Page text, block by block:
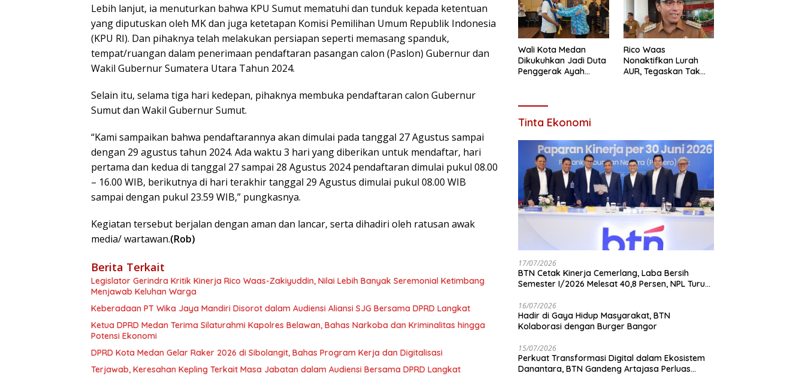
Lebih lanjut, ia menuturkan bahwa KPU Sumut mematuhi dan tunduk kepada ketentuan
yang diputuskan oleh MK dan juga ketetapan Komisi Pemilihan Umum Republik Indonesia
(KPU RI). Dan pihaknya telah melakukan persiapan seperti memasang spanduk,
tempat/ruangan dalam penerimaan pendaftaran pasangan calon (Paslon) Gubernur dan
Wakil Gubernur Sumatera Utara Tahun 2024.
Selain itu, selama tiga hari kedepan, pihaknya membuka pendaftaran calon Gubernur
Sumut dan Wakil Gubernur Sumut.
“Kami sampaikan bahwa pendaftarannya akan dimulai pada tanggal 27 Agustus sampai
dengan 29 agustus tahun 2024. Ada waktu 3 hari yang diberikan untuk mendaftar, hari
pertama dan kedua di tanggal 27 sampai 28 Agustus 2024 pendaftaran dimulai pukul 08.00
– 16.00 WIB, berikutnya di hari terakhir tanggal 29 Agustus dimulai pukul 08.00 WIB
sampai dengan pukul 23.59 WIB,” pungkasnya.
Kegiatan tersebut berjalan dengan aman dan lancar, serta dihadiri oleh ratusan awak
media/ wartawan.(Rob)
Berita Terkait
Legislator Gerindra Kritik Kinerja Rico Waas-Zakiyuddin, Nilai Lebih Banyak Seremonial Ketimbang
Menjawab Keluhan Warga
Keberadaan PT Wika Jaya Mandiri Disorot dalam Audiensi Aliansi SJG Bersama DPRD Langkat
Ketua DPRD Medan Terima Silaturahmi Kapolres Belawan, Bahas Narkoba dan Kriminalitas hingga
Potensi Ekonomi
DPRD Kota Medan Gelar Raker 2026 di Sibolangit, Bahas Program Kerja dan Digitalisasi
Terjawab, Keresahan Kepling Terkait Masa Jabatan dalam Audiensi Bersama DPRD Langkat
Wali Kota Medan
Dikukuhkan Jadi Duta
Penggerak Ayah
Dalam Keluarga
Rico Waas
Nonaktifkan Lurah
AUR, Tegaskan Tak
Tinta Ekonomi
17/07/2026
BTN Cetak Kinerja Cemerlang, Laba Bersih
Semester I/2026 Melesat 40,8 Persen, NPL Turun
16/07/2026
Hadir di Gaya Hidup Masyarakat, BTN
Kolaborasi dengan Burger Bangor
15/07/2026
Perkuat Transformasi Digital dalam Ekosistem
Danantara, BTN Gandeng Artajasa Perluas